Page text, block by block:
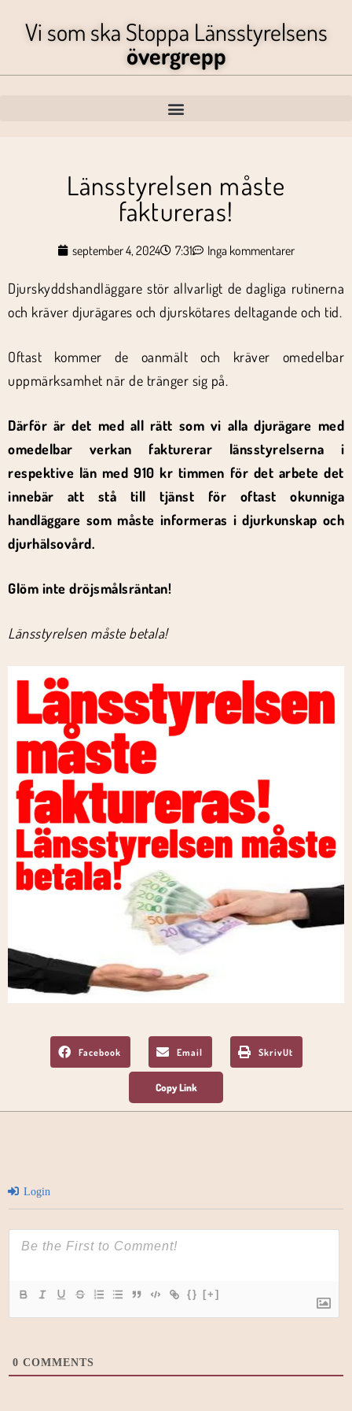
Vi som ska Stoppa Länsstyrelsens
övergrepp
Länsstyrelsen måste
faktureras!
september 4, 2024 7:31 Inga kommentarer
Djurskyddshandläggare stör allvarligt de dagliga rutinerna
och kräver djurägares och djurskötares deltagande och tid.
Oftast kommer de oanmält och kräver omedelbar
uppmärksamhet när de tränger sig på.
Därför är det med all rätt som vi alla djurägare med
omedelbar verkan fakturerar länsstyrelserna i
respektive län med 910 kr timmen för det arbete det
innebär att stå till tjänst för oftast okunniga
handläggare som måste informeras i djurkunskap och
djurhälsovård.
Glöm inte dröjsmålsräntan!
Länsstyrelsen måste betala!
Facebook Email SkrivUt
Login
{} [+]
0 COMMENTS